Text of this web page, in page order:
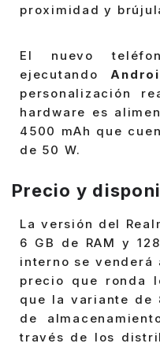
proximidad y
El nuevo
ejecutando
personalización
hardware es
4500 mAh que
de 50 W.
Precio y
La versión del
6 GB de RAM y
interno se venderá
precio que ronda
que la variante de
de
través de los